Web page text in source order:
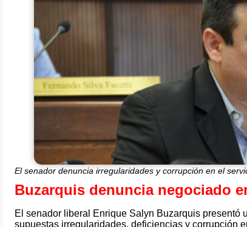
El senador denuncia irregularidades y corrupción en el
Buzarquis denuncia negociado
El senador liberal Enrique Salyn Buzarquis presentó
supuestas irregularidades, deficiencias y corrupción